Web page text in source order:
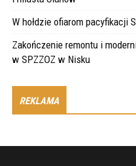
W hołdzie ofiarom pacyfikacji
Zakończenie remontu i
w SPZZOZ w Nisku
REKLAMA